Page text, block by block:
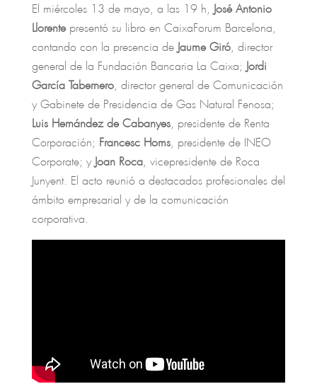
El miércoles 13 de mayo, a las 19 h, José Antonio
Llorentepresentó su libro en ​CaixaForum Barcelona,
contando con la presencia de Jaume Giró, director
general de la Fundación Bancaria La Caixa; Jordi
García Tabernero, director general de Comunicación
y Gabinete de Presidencia de Gas Natural Fenosa;
Luis Hernández de Cabanyes, presidente de Renta
Corporación; Francesc Homs, presidente de INEO
Corporate; y Joan Roca, vicepresidente de Roca
Junyent. El acto reunió a destacados profesionales del
ámbito empresarial y de la comunicación
corporativa.